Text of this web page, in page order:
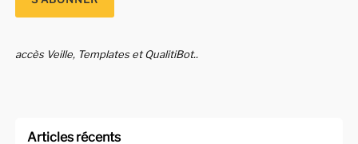
accès Veille, Templates et QualitiBot..
Articles récents